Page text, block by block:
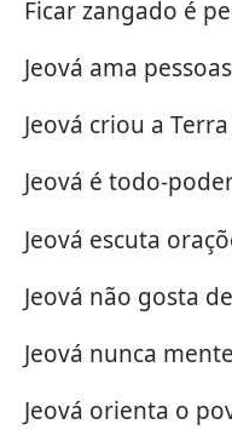
Ficar zangado é
Jeová ama
Jeová criou a
Jeová é todo-
Jeová escuta
Jeová não gosta
Jeová nunca mente
Jeová orienta o